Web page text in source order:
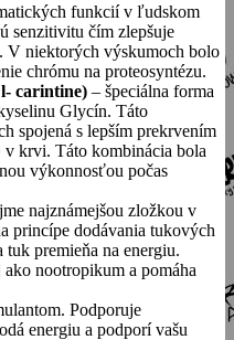
funkcií v ľudskom
senzitivitu čím zlepšuje
V niektorých výskumoch bolo
chrómu na proteosyntézu.
carintine) – špeciálna forma
Glycín. Táto
spojená s lepším prekrvením
krvi. Táto kombinácia bola
výkonnosťou počas
najznámejšou zložkou v
princípe dodávania tukových
premieňa na energiu.
nootropikum a pomáha
Podporuje
energiu a podporí vašu